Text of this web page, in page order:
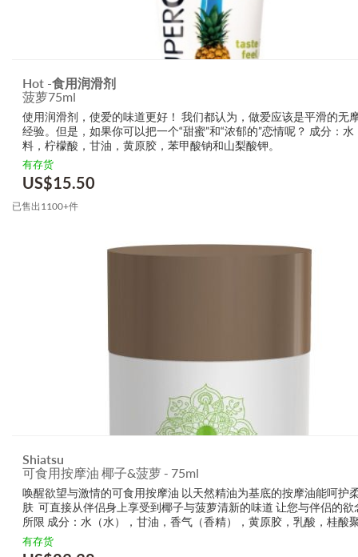
Hot -食用润滑剂
菠萝75ml
使用润滑剂，使爱的味道更好！ 我们都认为，做爱应该是平滑的无
经验。但是，如果你可以把一个“甜蜜”和“浓郁的”恋情呢？ 成分：水
料，柠檬酸，甘油，黄原胶，苯甲酸钠和山梨酸钾。
有存货
US$15.50
已售出1100+件
Shiatsu
可食用按摩油 椰子&菠萝 - 75ml
唤醒欲望与激情的可食用按摩油 以天然精油为基底的按摩油能呵护
肤 可直接从伴侣身上享受到椰子与菠萝清新的味道 让您与伴侣的欲
所限 成分：水（水），甘油，香气（香精），黄原胶，乳酸，桂酸
酯，糖精钠，苯甲酸钠，山梨酸钾，柠檬酸
有存货